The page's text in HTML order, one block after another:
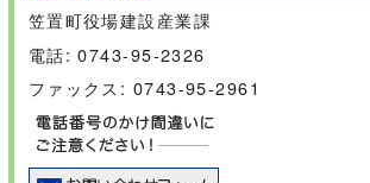
笠置町役場建設産業課
電話: 0743-95-2326
ファックス: 0743-95-2961